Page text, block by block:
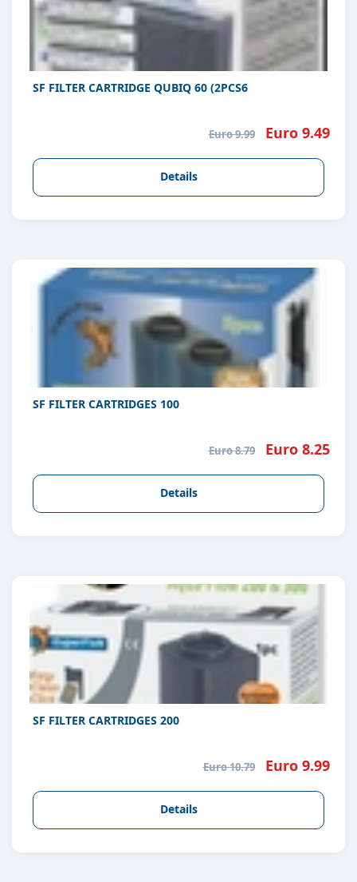
SF FILTER CARTRIDGE QUBIQ 60 (2PCS6
Euro 9.99 Euro 9.49
Details
SF FILTER CARTRIDGES 100
Euro 8.79 Euro 8.25
Details
SF FILTER CARTRIDGES 200
Euro 10.79 Euro 9.99
Details